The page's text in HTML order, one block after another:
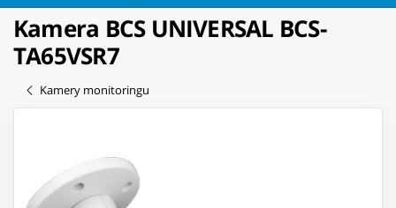
Kamera BCS UNIVERSAL BCS-
TA65VSR7
Kamery monitoringu